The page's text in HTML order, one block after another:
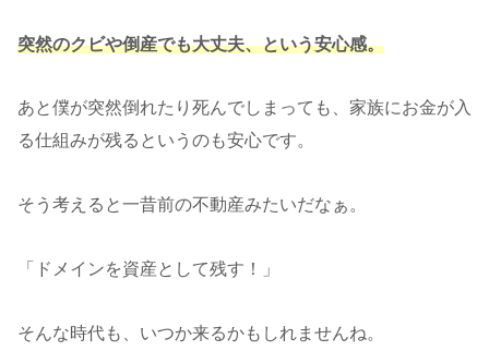
突然のクビや倒産でも大丈夫、という安心感。
あと僕が突然倒れたり死んでしまっても、家族にお金が入
る仕組みが残るというのも安心です。
そう考えると一昔前の不動産みたいだなぁ。
「ドメインを資産として残す！」
そんな時代も、いつか来るかもしれませんね。